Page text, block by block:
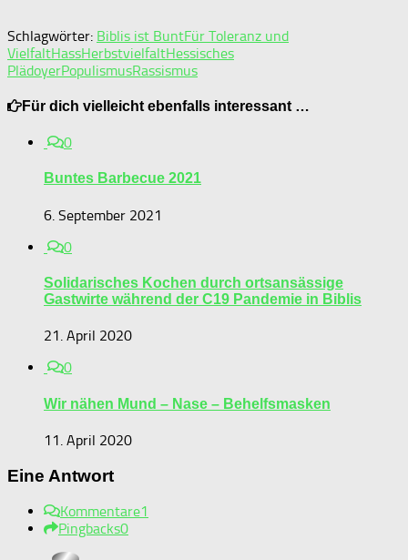
Schlagwörter: Biblis ist BuntFür Toleranz und
VielfaltHassHerbstvielfaltHessisches
PlädoyerPopulismusRassismus
Für dich vielleicht ebenfalls interessant …
0
Buntes Barbecue 2021
6. September 2021
0
Solidarisches Kochen durch ortsansässige
Gastwirte während der C19 Pandemie in Biblis
21. April 2020
0
Wir nähen Mund – Nase – Behelfsmasken
11. April 2020
Eine Antwort
Kommentare1
Pingbacks0